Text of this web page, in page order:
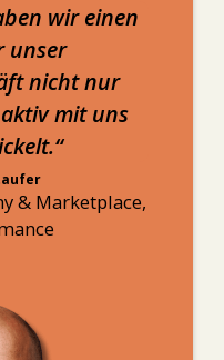
wir einen
unser
nicht nur
mit uns
& Marketplace,